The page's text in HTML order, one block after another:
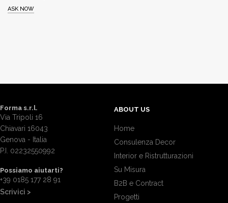
ASK NOW
Forma s.r.l.
Via Tripoli 16
Chiavari 16043
Genova - Italia
P.I. 02232550992
Possiamo aiutarti?
+39 0185 177 28 91
Scrivici >
ABOUT US
Home
Consulenza Decor
Interior e Ristrutturazioni
Su Misura
B2B e Contract
Progetti